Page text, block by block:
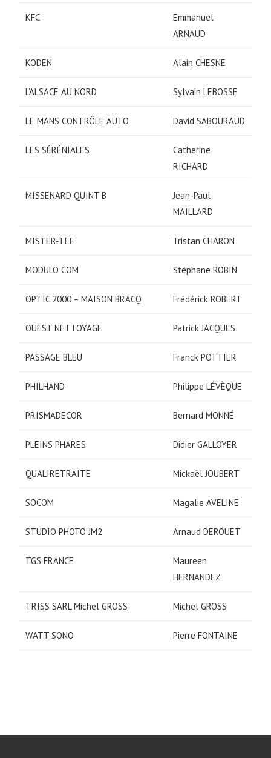
KFC
Emmanuel
ARNAUD
KODEN Alain CHESNE
L’ALSACE AU NORD Sylvain LEBOSSE
LE MANS CONTRÔLE AUTO David SABOURAUD
LES SÉRÉNIALES
Catherine
RICHARD
MISSENARD QUINT B
Jean-Paul
MAILLARD
MISTER-TEE Tristan CHARON
MODULO COM Stéphane ROBIN
OPTIC 2000 – MAISON BRACQ Frédérick ROBERT
OUEST NETTOYAGE Patrick JACQUES
PASSAGE BLEU Franck POTTIER
PHILHAND Philippe LÉVÈQUE
PRISMADECOR Bernard MONNÉ
PLEINS PHARES Didier GALLOYER
QUALIRETRAITE Mickaël JOUBERT
SOCOM Magalie AVELINE
STUDIO PHOTO JM2 Arnaud DEROUET
TGS FRANCE
Maureen
HERNANDEZ
TRISS SARL Michel GROSS Michel GROSS
WATT SONO Pierre FONTAINE